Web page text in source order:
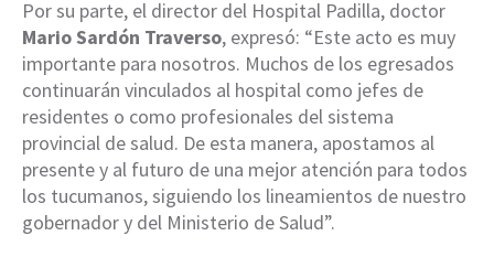
Por su parte, el director del Hospital Padilla, doctor
Mario Sardón Traverso, expresó: “Este acto es muy
importante para nosotros. Muchos de los egresados
continuarán vinculados al hospital como jefes de
residentes o como profesionales del sistema
provincial de salud. De esta manera, apostamos al
presente y al futuro de una mejor atención para todos
los tucumanos, siguiendo los lineamientos de nuestro
gobernador y del Ministerio de Salud”.